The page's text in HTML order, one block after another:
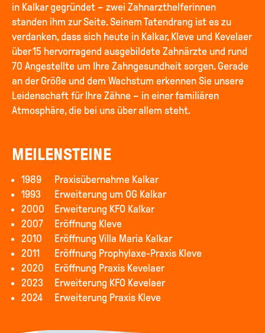
in Kalkar gegründet – zwei Zahnarzthelferinnen
standen ihm zur Seite. Seinem Tatendrang ist es zu
verdanken, dass sich heute in Kalkar, Kleve und Kevelaer
über 15 hervorragend ausgebildete Zahnärzte und rund
70 Angestellte um Ihre Zahngesundheit sorgen. Gerade
an der Größe und dem Wachstum erkennen Sie unsere
Leidenschaft für Ihre Zähne – in einer familiären
Atmosphäre, die bei uns über allem steht.
MEILENSTEINE
1989
Praxisübernahme Kalkar
1993
Erweiterung um OG Kalkar
2000
Erweiterung KFO Kalkar
2007
Eröffnung Kleve
2010
Eröffnung Villa Maria Kalkar
2011
Eröffnung Prophylaxe-Praxis Kleve
2020
Eröffnung Praxis Kevelaer
2023
Erweiterung KFO Kevelaer
2024
Erweiterung Praxis Kleve